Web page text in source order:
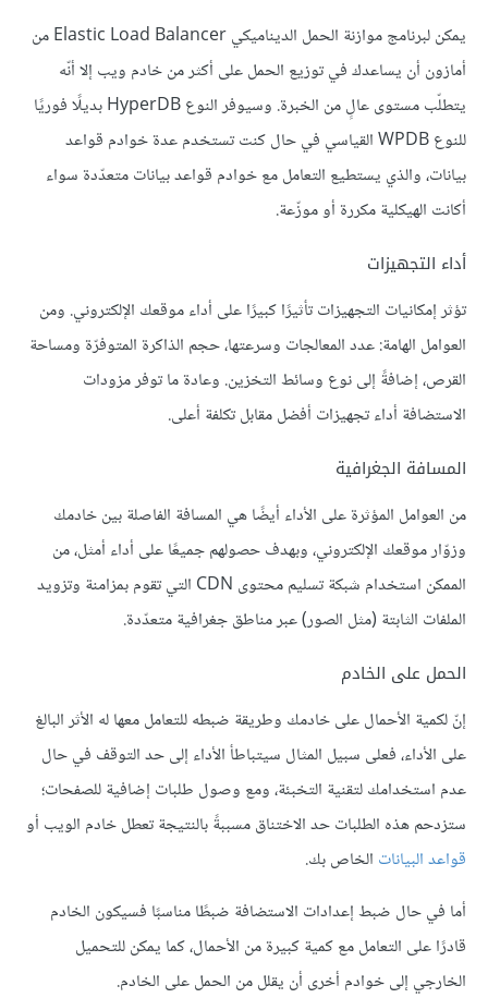
يمكن لبرنامج موازنة الحمل الديناميكي Elastic Load Balancer من
أمازون أن يساعدك في توزيع الحمل على أكثر من خادم ويب إلا أنّه
يتطلّب مستوى عالٍ من الخبرة. وسيوفر النوع HyperDB بديلًا فوريًا
للنوع WPDB القياسي في حال كنت تستخدم عدة خوادم قواعد
بيانات، والذي يستطيع التعامل مع خوادم قواعد بيانات متعدّدة سواء
أكانت الهيكلية مكررة أو موزّعة.
أداء التجهيزات
تؤثر إمكانيات التجهيزات تأثيرًا كبيرًا على أداء موقعك الإلكتروني. ومن
العوامل الهامة: عدد المعالجات وسرعتها، حجم الذاكرة المتوفرّة ومساحة
القرص، إضافةً إلى نوع وسائط التخزين. وعادة ما توفر مزودات
الاستضافة أداء تجهيزات أفضل مقابل تكلفة أعلى.
المسافة الجغرافية
من العوامل المؤثرة على الأداء أيضًا هي المسافة الفاصلة بين خادمك
وزوّار موقعك الإلكتروني، وبهدف حصولهم جميعًا على أداء أمثل، من
الممكن استخدام شبكة تسليم محتوى CDN التي تقوم بمزامنة وتزويد
الملفات الثابتة (مثل الصور) عبر مناطق جغرافية متعدّدة.
الحمل على الخادم
إنّ لكمية الأحمال على خادمك وطريقة ضبطه للتعامل معها له الأثر البالغ
على الأداء، فعلى سبيل المثال سيتباطأ الأداء إلى حد التوقف في حال
عدم استخدامك لتقنية التخبئة، ومع وصول طلبات إضافية للصفحات؛
ستزدحم هذه الطلبات حد الاختناق مسببةً بالنتيجة تعطل خادم الويب أو
قواعد البيانات الخاص بك.
أما في حال ضبط إعدادات الاستضافة ضبطًا مناسبًا فسيكون الخادم
قادرًا على التعامل مع كمية كبيرة من الأحمال، كما يمكن للتحميل
الخارجي إلى خوادم أخرى أن يقلل من الحمل على الخادم.